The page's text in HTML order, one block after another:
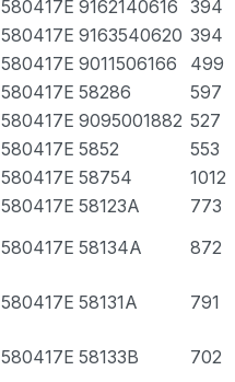
580417E 9162140616 394
580417E 9163540620 394
580417E 9011506166 499
580417E 58286 597
580417E 9095001882 527
580417E 5852 553
580417E 58754 1012
580417E 58123A 773
580417E 58134A 872
580417E 58131A 791
580417E 58133B 702